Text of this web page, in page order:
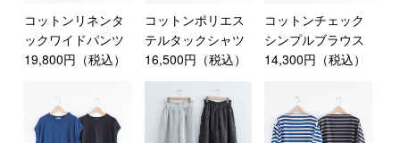
コットンリネンタ
ックワイドパンツ
19,800円（税込）
コットンポリエス
テルタックシャツ
16,500円（税込）
コットンチェック
シンプルブラウス
14,300円（税込）